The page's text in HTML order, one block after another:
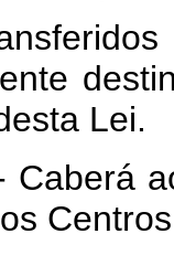
Lei.
Caberá